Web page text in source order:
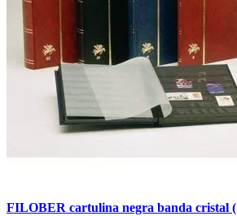
FILOBER cartulina negra banda cristal